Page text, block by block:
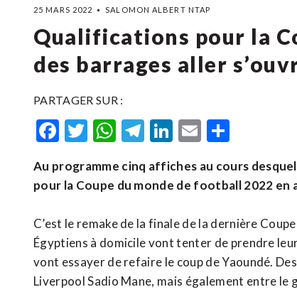
25 MARS 2022 SALOMON ALBERT NTAP
Qualifications pour la
des barrages aller
PARTAGER SUR :
Facebook
Twitter
WhatsApp
Telegram
LinkedIn
Email
Au programme cinq affiches au cours
pour la Coupe du monde de football 2022
C’est le remake de la finale de la dernière
Égyptiens à domicile vont tenter de prendre
vont essayer de refaire le coup de Yaoundé.
Liverpool Sadio Mane, mais également entre le